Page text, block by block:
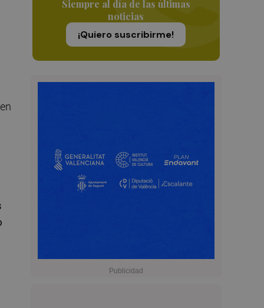
Siempre al día de las últimas
noticias
¡Quiero suscribirme!